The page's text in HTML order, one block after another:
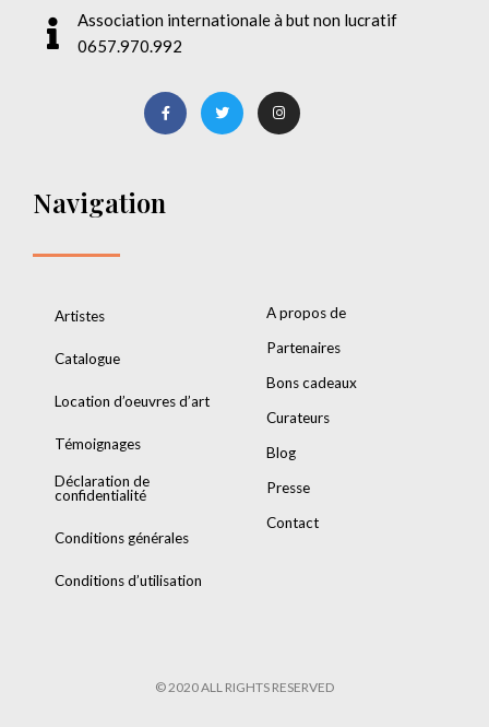
Association internationale à but non lucratif
0657.970.992
Navigation
Artistes
Catalogue
Location d’oeuvres d’art
Témoignages
Déclaration de
confidentialité
Conditions générales
Conditions d’utilisation
A propos de
Partenaires
Bons cadeaux
Curateurs
Blog
Presse
Contact
© 2020 ALL RIGHTS RESERVED